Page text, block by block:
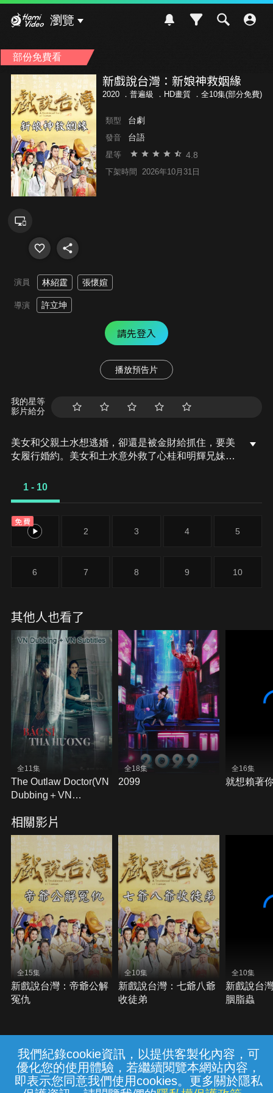
我們紀錄cookie資訊，以提供客製化內容，可
優化您的使用體驗，若繼續閱覽本網站內容，
即表示您同意我們使用cookies。更多關於隱私
瀏覽
部份免費看
新戲說台灣：新娘神救姻緣
2020 ． 普遍級 ．HD畫質 ．全10集(部分免費)
類型 台劇
發音 台語
星等 4.8
下架時間 2026年10月31日
演員 林紹霆 張懷媗
導演 許立坤
請先登入
播放預告片
我的星等
影片給分
美女和父親土水想逃婚，卻還是被金財給抓住，要美
女履行婚約。美女和土水意外救了心桂和明輝兄妹，
桂娶入門。此時第一次執行任務的新娘神099出現，
是剋妻的命格，099解決拜堂時襲向心桂的陰氣，將
兩人送入洞房，099期待兩人成為真的夫妻…
1 - 10
免費
1 2 3 4 5
6 7 8 9 10
其他人也看了
全11集
The Outlaw Doctor(VN
Dubbing＋VN
全18集
2099
全16集
就想賴著
相關影片
全15集
新戲說台灣：帝爺公解
冤仇
全10集
新戲說台灣：七爺八爺
收徒弟
全10集
新戲說台
胭脂蟲
常見問題 線上客服 服務條款 隱私權保護
{{notifyMsg}}